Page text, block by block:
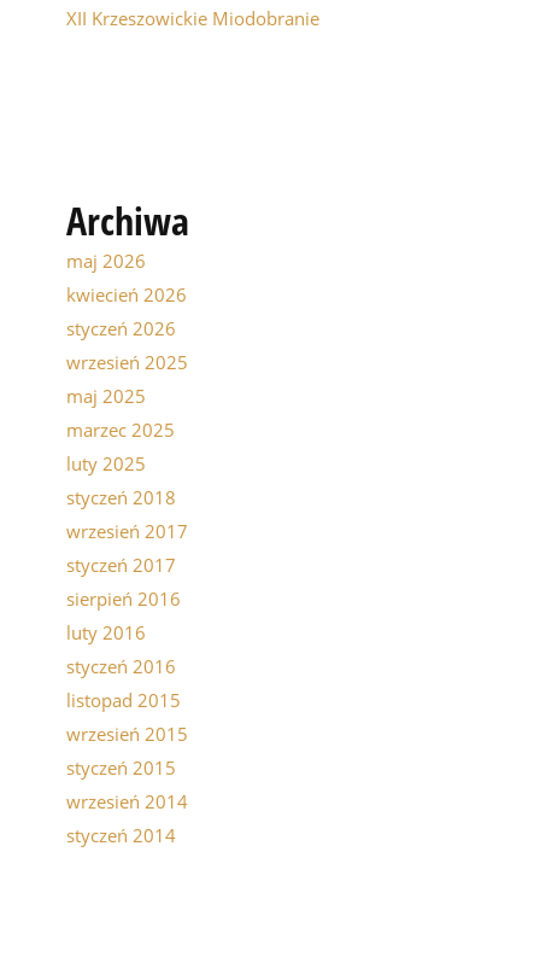
XII Krzeszowickie Miodobranie
Archiwa
maj 2026
kwiecień 2026
styczeń 2026
wrzesień 2025
maj 2025
marzec 2025
luty 2025
styczeń 2018
wrzesień 2017
styczeń 2017
sierpień 2016
luty 2016
styczeń 2016
listopad 2015
wrzesień 2015
styczeń 2015
wrzesień 2014
styczeń 2014